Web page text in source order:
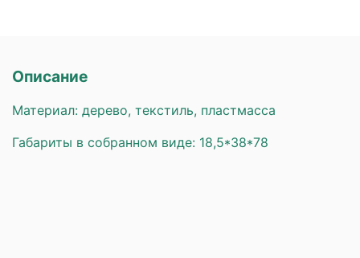
Описание
Материал: дерево, текстиль, пластмасса
Габариты в собранном виде: 18,5*38*78